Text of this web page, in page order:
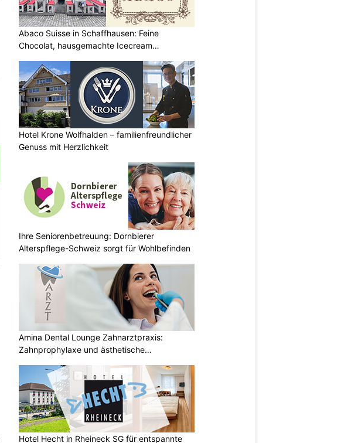
Abaco Suisse in Schaffhausen: Feine
Chocolat, hausgemachte Icecream
Hotel Krone Wolfhalden – familienfreundlicher
Genuss mit Herzlichkeit
Ihre Seniorenbetreuung: Dornbierer
Alterspflege-Schweiz sorgt für Wohlbefinden
Amina Dental Lounge Zahnarztpraxis:
Zahnprophylaxe und ästhetische
Hotel Hecht in Rheineck SG für entspannte